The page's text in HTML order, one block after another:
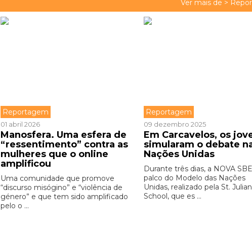
Ver mais de >
Reportagem
01 abril 2026
Manosfera. Uma esfera de
“ressentimento” contra as
mulheres que o online
amplificou
Uma comunidade que promove
“discurso misógino” e “violência de
género” e que tem sido amplificado
pelo o ...
Reportagem
09 dezembro 2025
Em Carcavelos, os
simularam o debate
Nações Unidas
Durante três dias, a NOVA
palco do Modelo das Nações
Unidas, realizado pela St.
School, que es ...